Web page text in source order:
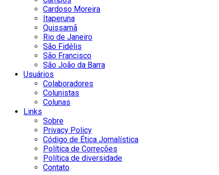
Cardoso Moreira
Itaperuna
Quissamã
Rio de Janeiro
São Fidélis
São Francisco
São João da Barra
Usuários
Colaboradores
Colunistas
Colunas
Links
Sobre
Privacy Policy
Código de Ética Jornalística
Política de Correções
Política de diversidade
Contato